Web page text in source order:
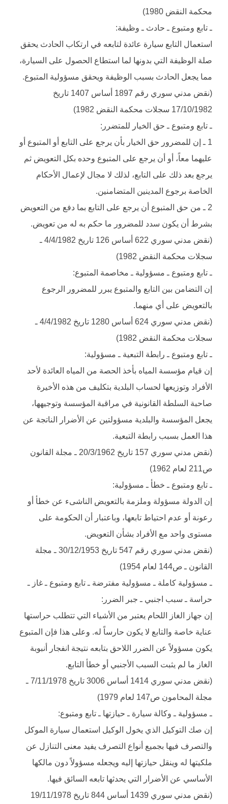
محكمة النقض 1980)
ـ تابع ومتبوع ـ حادث ـ وظيفة:
استعمال التابع سيارة عائدة لتابعه في ارتكاب الحادث يحقق
صلة الوظيفة التي بدونها لما استطاع الحصول على السيارة،
مما يجعل الحادث بسبب الوظيفة ويحقق مسؤولية المتبوع.
(نقض مدني سوري رقم 1897 أساس 1407 تاريخ
17/10/1982 سجلات محكمة النقض 1982)
ـ تابع ومتبوع ـ حق الخيار للمتضرر:
1 ـ إن للمضرور حق الخيار بأن يرجع على التابع أو المتبوع أو
عليهما معاً، أو أن يرجع على المتبوع وحده بكل التعويض ثم
يرجع بعد ذلك على التابع، لذلك لا مجال لإعمال الأحكام
الخاصة برجوع المدينين المتضامنين.
2 ـ من حق المتبوع أن يرجع على التابع بما دفع من التعويض
بشرط أن يكون سدد للمضرور ما حكم به له من تعويض.
سجلات محكمة النقض 1982)
ـ تابع ومتبوع ـ مسؤولية ـ مخاصمة المتبوع:
إن التضامن بين التابع والمتبوع يبرر للمضرور الرجوع
بالتعويض على أي منهما.
سجلات محكمة النقض 1982)
ـ تابع ومتبوع ـ رابطة التبعية ـ مسؤولية:
إن قيام مؤسسة المياه بأخذ الحصة من المياه العائدة لأحد
الأفراد وتوزيعها لحساب البلدية بتكليف من هذه الأخيرة
صاحبة السلطة القانونية في مراقبة المؤسسة وتوجيهها،
يجعل المؤسسة والبلدية مسؤولتين عن الأضرار الناتجة عن
هذا العمل بسبب رابطة التبعية.
(نقض مدني سوري 157 تاريخ 20/3/1962 ـ مجلة القانون
ص211 لعام 1962)
ـ تابع ومتبوع ـ خطأ ـ مسؤولية:
إن الدولة مسؤولة وملزمة بالتعويض الناشىء عن خطأ أو
رعونة أو عدم احتياط تابعها، وباعتبار أن الحكومة على
مستوى واحد مع الأفراد بشأن التعويض.
(نقض مدني سوري رقم 547 تاريخ 30/12/1953 ـ مجلة
القانون ـ ص144 لعام 1954)
ـ مسؤولية كاملة ـ مسؤولية مفترضة ـ تابع ومتبوع ـ غاز ـ
حراسة ـ سبب اجنبي ـ جبر الضرر:
إن جهاز الغاز اللحام يعتبر من الأشياء التي تتطلب حراستها
عناية خاصة والتابع لا يكون حارساً له. وعلى هذا فإن المتبوع
يكون مسؤولاً عن الضرر اللاحق بتابعه نتيجة انفجار أنبوبة
الغاز ما لم يثبت السبب الأجنبي أو خطأ التابع.
مجلة المحامون ص147 لعام 1979)
ـ مسؤولية ـ وكالة سيارة ـ حيازتها ـ تابع ومتبوع:
إن صك التوكيل الذي يخول الوكيل استعمال سيارة الموكل
والتصرف فيها بجميع أنواع التصرف يفيد معنى التنازل عن
ملكيتها له وينقل حيازتها إليه ويجعله مسؤولاً دون مالكها
الأساسي عن الأضرار التي يحدثها تابعه السائق فيها.
(نقض مدني سوري 1439 أساس 844 تاريخ 19/11/1978